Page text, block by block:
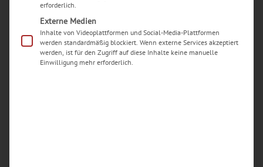
erforderlich.
Externe Medien
Inhalte von Videoplattformen und Social-Media-Plattformen
werden standardmäßig blockiert. Wenn externe Services akzeptiert
werden, ist für den Zugriff auf diese Inhalte keine manuelle
Einwilligung mehr erforderlich.